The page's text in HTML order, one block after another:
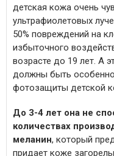
детская кожа очень
ультрафиолетовых
50% повреждений на
избыточного
возрасте до 19 лет. А
должны быть
фотозащиты детской
До 3-4 лет она не
количествах
меланин, который
придает коже